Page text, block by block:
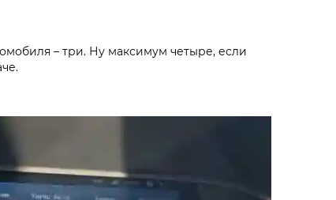
– три. Ну максимум четыре, если